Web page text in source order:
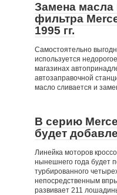
Замена масла
фильтра
1995 гг.
Самостоятельно
используется
магазинах
автозаправочной
масло сливается и
В серию
будет
Линейка моторов
нынешнего года будет
турбированного
непосредственным
развивает 211